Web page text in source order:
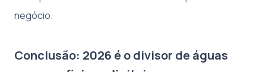
negócio.
Conclusão: 2026 é o divisor de águas